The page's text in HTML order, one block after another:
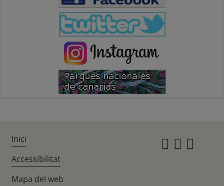
Inici
Accessibilitat
Mapa del web